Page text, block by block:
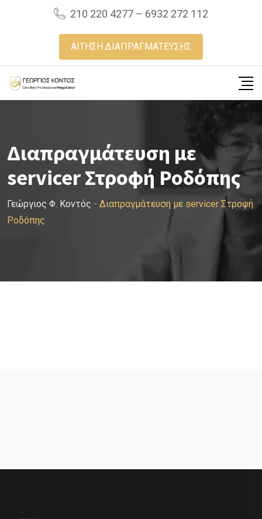
210 220 4277 – 6932 272 112
ΑΙΤΗΣΗ ΔΙΑΠΡΑΓΜΑΤΕΥΣΗΣ
Διαπραγμάτευση με
servicer Στροφή Ροδόπης
Γεώργιος Φ. Κοντός - Διαπραγμάτευση με servicer Στροφή
Ροδόπης